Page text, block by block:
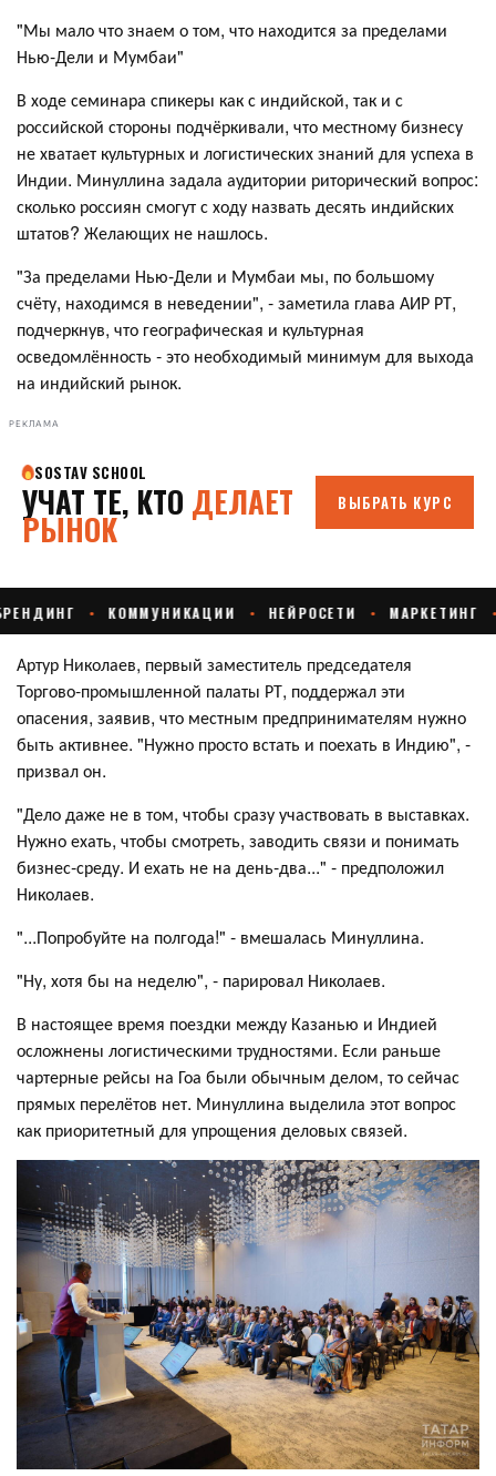
"Мы мало что знаем о том, что находится за пределами
Нью-Дели и Мумбаи"
В ходе семинара спикеры как с индийской, так и с
российской стороны подчёркивали, что местному бизнесу
не хватает культурных и логистических знаний для успеха в
Индии. Минуллина задала аудитории риторический вопрос:
сколько россиян смогут с ходу назвать десять индийских
штатов? Желающих не нашлось.
"За пределами Нью-Дели и Мумбаи мы, по большому
счёту, находимся в неведении", - заметила глава АИР РТ,
подчеркнув, что географическая и культурная
осведомлённость - это необходимый минимум для выхода
на индийский рынок.
РЕКЛАМА
Артур Николаев, первый заместитель председателя
Торгово-промышленной палаты РТ, поддержал эти
опасения, заявив, что местным предпринимателям нужно
быть активнее. "Нужно просто встать и поехать в Индию", -
призвал он.
"Дело даже не в том, чтобы сразу участвовать в выставках.
Нужно ехать, чтобы смотреть, заводить связи и понимать
бизнес-среду. И ехать не на день-два..." - предположил
Николаев.
"...Попробуйте на полгода!" - вмешалась Минуллина.
"Ну, хотя бы на неделю", - парировал Николаев.
В настоящее время поездки между Казанью и Индией
осложнены логистическими трудностями. Если раньше
чартерные рейсы на Гоа были обычным делом, то сейчас
прямых перелётов нет. Минуллина выделила этот вопрос
как приоритетный для упрощения деловых связей.